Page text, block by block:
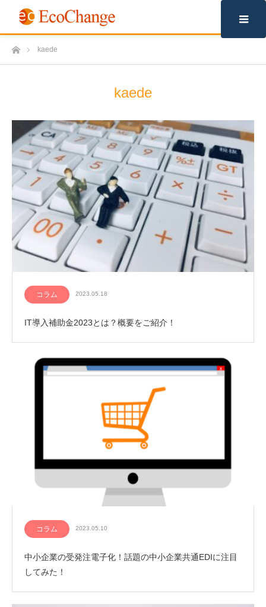
ホームkaede
kaede
コラム 2023.05.18
IT導入補助金2023とは？概要をご紹介！
コラム 2023.05.10
中小企業の受発注電子化！話題の中小企業共通EDIに注目
してみた！